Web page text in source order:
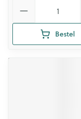
Bestel